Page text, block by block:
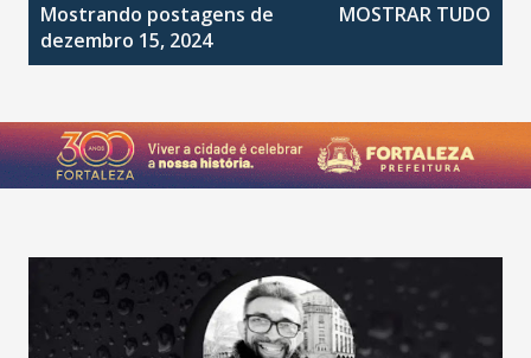
a
g
e
Mostrando postagens de
dezembro 15, 2024
MOSTRAR TUDO